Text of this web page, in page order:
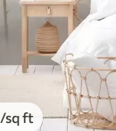
/sq ft